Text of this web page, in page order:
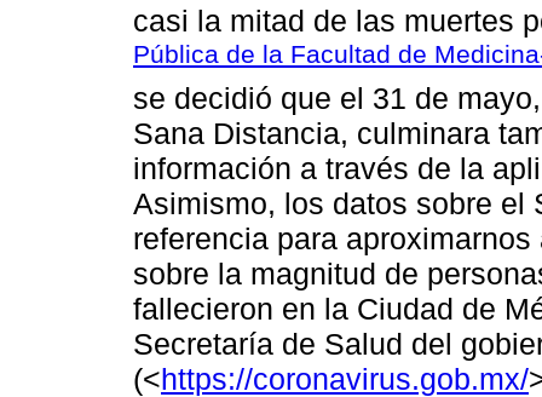
casi la mitad de las muertes
Pública de la Facultad de
se decidió que el 31 de
Sana Distancia, culminara
información a través de la
Asimismo, los datos sobre el
referencia para
sobre la magnitud de
fallecieron en la Ciudad de
Secretaría de Salud del
(<https://coronavirus.gob.mx/